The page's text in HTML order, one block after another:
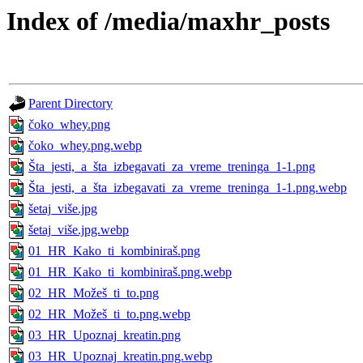
Index of /media/maxhr_posts
Parent Directory
čoko_whey.png
čoko_whey.png.webp
Šta_jesti,_a_šta_izbegavati_za_vreme_treninga_1-1.png
Šta_jesti,_a_šta_izbegavati_za_vreme_treninga_1-1.png.webp
šetaj_više.jpg
šetaj_više.jpg.webp
01_HR_Kako_ti_kombiniraš.png
01_HR_Kako_ti_kombiniraš.png.webp
02_HR_Možeš_ti_to.png
02_HR_Možeš_ti_to.png.webp
03_HR_Upoznaj_kreatin.png
03_HR_Upoznaj_kreatin.png.webp